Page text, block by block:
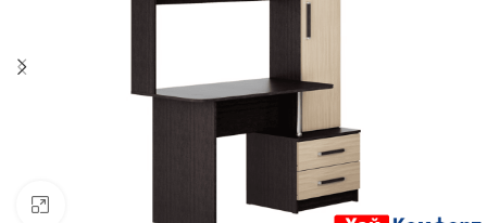
нажмите для увеличения